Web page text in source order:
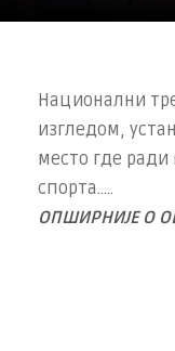
Национални
изгледом,
место где ради
спорта…..
ОПШИРНИЈЕ О